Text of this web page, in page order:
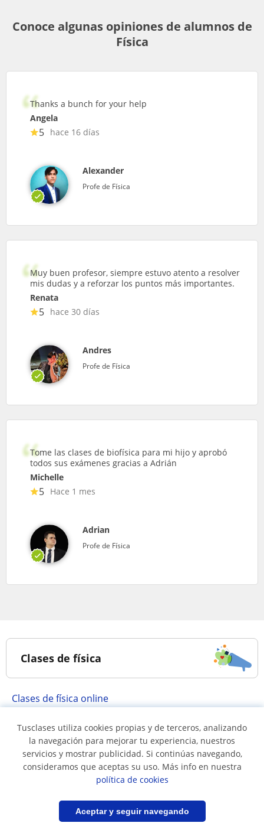
Guardar búsqueda
Conoce algunas opiniones de alumnos de
Física
Thanks a bunch for your help
Angela
5 hace 16 días
Alexander
Profe de Física
Muy buen profesor, siempre estuvo atento a resolver
mis dudas y a reforzar los puntos más importantes.
Renata
5 hace 30 días
Andres
Profe de Física
Tome las clases de biofísica para mi hijo y aprobó
todos sus exámenes gracias a Adrián
Michelle
5 Hace 1 mes
Adrian
Profe de Física
Clases de física
Clases de física online
Clases de física en...
Clases de física en Ate
Clases de física en
Clases de física en
Tusclases utiliza cookies propias y de terceros, analizando
la navegación para mejorar tu experiencia, nuestros
servicios y mostrar publicidad. Si continúas navegando,
consideramos que aceptas su uso. Más info en nuestra
política de cookies
Aceptar y seguir navegando